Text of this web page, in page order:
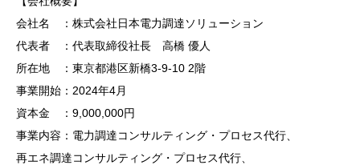
会社名 ：株式会社日本電力調達ソリューション
代表者 ：代表取締役社長 高橋 優人
所在地 ：東京都港区新橋3-9-10 2階
事業開始：2024年4月
資本金 ：9,000,000円
事業内容：電力調達コンサルティング・プロセス代行、
再エネ調達コンサルティング・プロセス代行、